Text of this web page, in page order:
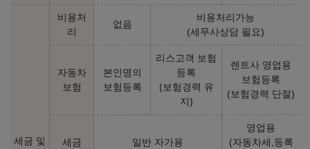
세금 및
비용처
리
없음
비용처리가능
(세무사상담 필요)
자동차
보험
본인명의
보험등록
리스고객 보험
등록
(보험경력 유
지)
렌트사 영업용
보험등록
(보험경력 단절)
세금 일반 자가용
영업용
(자동차세,등록
Panamera GTS
2026년형 가솔린 2.9 (개소세 5% 기준)